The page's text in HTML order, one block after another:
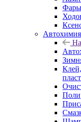
Фары
Автохимия